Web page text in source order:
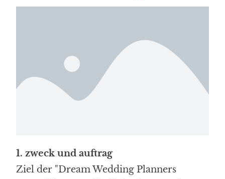
1. zweck und auftrag
Ziel der "Dream Wedding Planners